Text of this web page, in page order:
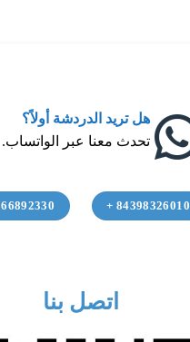
هل تريد الدردشة أولاً؟
تحدث معنا عبر الواتساب.
84398326010 +
اتصل بنا